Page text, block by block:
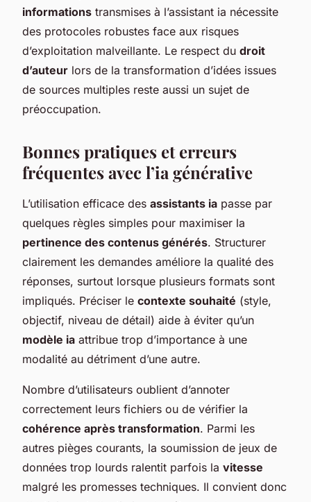
informations transmises à l’assistant ia nécessite
des protocoles robustes face aux risques
d’exploitation malveillante. Le respect du droit
d’auteur lors de la transformation d’idées issues
de sources multiples reste aussi un sujet de
préoccupation.
Bonnes pratiques et erreurs
fréquentes avec l’ia générative
L’utilisation efficace des assistants ia passe par
quelques règles simples pour maximiser la
pertinence des contenus générés. Structurer
clairement les demandes améliore la qualité des
réponses, surtout lorsque plusieurs formats sont
impliqués. Préciser le contexte souhaité (style,
objectif, niveau de détail) aide à éviter qu’un
modèle ia attribue trop d’importance à une
modalité au détriment d’une autre.
Nombre d’utilisateurs oublient d’annoter
correctement leurs fichiers ou de vérifier la
cohérence après transformation. Parmi les
autres pièges courants, la soumission de jeux de
données trop lourds ralentit parfois la vitesse
malgré les promesses techniques. Il convient donc